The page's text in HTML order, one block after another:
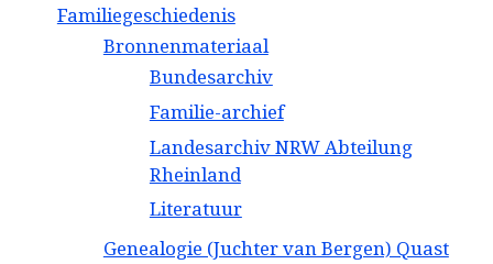
Familiegeschiedenis
Bronnenmateriaal
Bundesarchiv
Familie-archief
Landesarchiv NRW Abteilung
Rheinland
Literatuur
Genealogie (Juchter van Bergen) Quast